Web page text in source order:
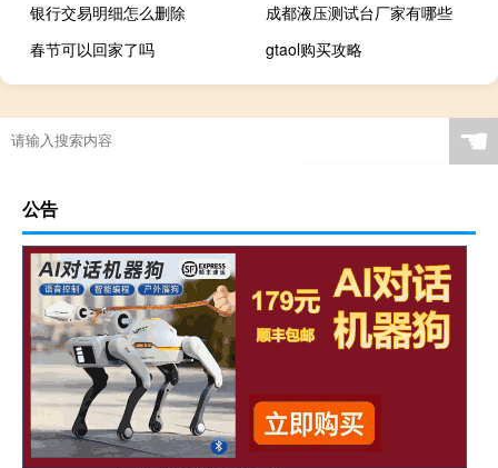
银行交易明细怎么删除
成都液压测试台厂家有哪些
春节可以回家了吗
gtaol购买攻略
☚
公告